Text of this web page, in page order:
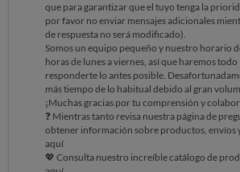
que para garantizar que el tuyo tenga la
por favor no enviar mensajes adicionales
de respuesta no será modificado).
Somos un equipo pequeño y nuestro horario
horas de lunes a viernes, así que haremos
responderte lo antes posible.
más tiempo de lo habitual debido al gran
¡Muchas gracias por tu comprensión y
❓ Mientras tanto revisa nuestra página de
obtener información sobre productos, envíos
aquí
💖 Consulta nuestro increíble catálogo de